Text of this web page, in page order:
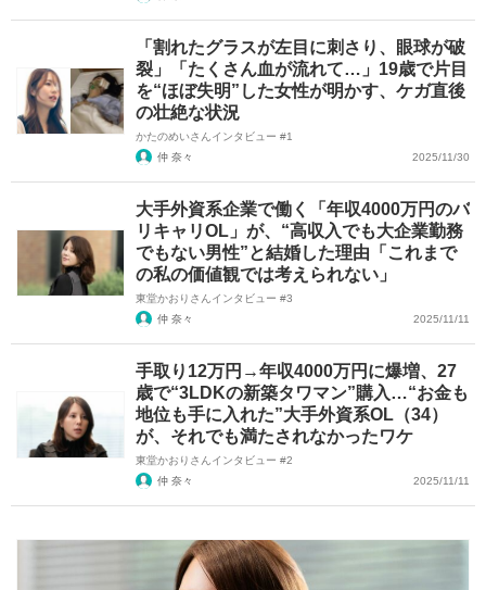
「割れたグラスが左目に刺さり、眼球が破
裂」「たくさん血が流れて…」19歳で片目
を“ほぼ失明”した女性が明かす、ケガ直後
の壮絶な状況
かたのめいさんインタビュー #1
仲 奈々
2025/11/30
大手外資系企業で働く「年収4000万円のバ
リキャリOL」が、“高収入でも大企業勤務
でもない男性”と結婚した理由「これまで
の私の価値観では考えられない」
東堂かおりさんインタビュー #3
仲 奈々
2025/11/11
手取り12万円→年収4000万円に爆増、27
歳で“3LDKの新築タワマン”購入…“お金も
地位も手に入れた”大手外資系OL（34）
が、それでも満たされなかったワケ
東堂かおりさんインタビュー #2
仲 奈々
2025/11/11